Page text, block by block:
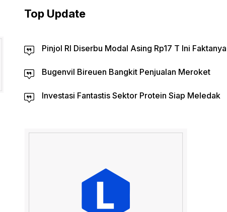
Top Update
Pinjol RI Diserbu Modal Asing Rp17 T Ini Faktanya
Bugenvil Bireuen Bangkit Penjualan Meroket
Investasi Fantastis Sektor Protein Siap Meledak